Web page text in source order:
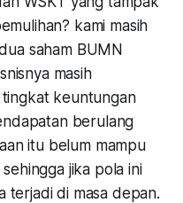
kami masih
saham BUMN
masih
keuntungan
berulang
itu belum mampu
jika pola ini
terjadi di masa depan.